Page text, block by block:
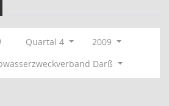
Quartal 4
2009
Darß